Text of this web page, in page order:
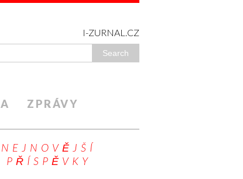
I-ZURNAL.CZ
ZPRÁVY
NEJNOVĚJŠÍ
PŘÍSPĚVKY